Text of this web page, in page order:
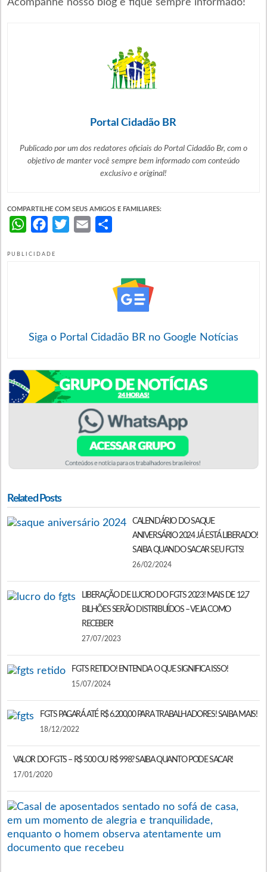
Portal Cidadão BR
Publicado por um dos redatores oficiais do Portal Cidadão Br, com o
objetivo de manter você sempre bem informado comconteúdo
exclusivo e original!
COMPARTILHE COM SEUS AMIGOS E FAMILIARES:
WhatsAppFacebookTwitterEmail
PUBLICIDADE
Siga o Portal Cidadão BR no Google Notícias
Related Posts
CALENDÁRIO DO SAQUE
ANIVERSÁRIO 2024 JÁ ESTÁ LIBERADO!
SAIBA QUANDO SACAR SEU FGTS!
26/02/2024
LIBERAÇÃO DE LUCRO DO FGTS 2023! MAIS DE 12,7
BILHÕES SERÃO DISTRIBUÍDOS – VEJA COMO
RECEBER!
27/07/2023
FGTS RETIDO! ENTENDA O QUE SIGNIFICA ISSO!
15/07/2024
FGTS PAGARÁ ATÉ R$ 6.200,00 PARA TRABALHADORES! SAIBA MAIS!
18/12/2022
VALOR DO FGTS – R$ 500 OU R$ 998? SAIBA QUANTO PODE SACAR!
17/01/2020